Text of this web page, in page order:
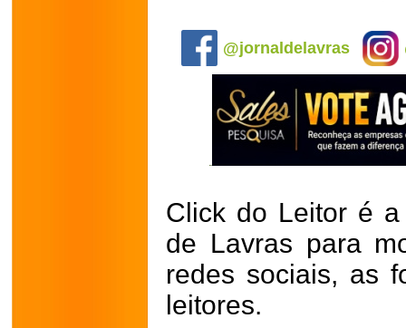
@jornaldelavras
Click do Leitor é
de Lavras para
redes sociais, as
leitores.